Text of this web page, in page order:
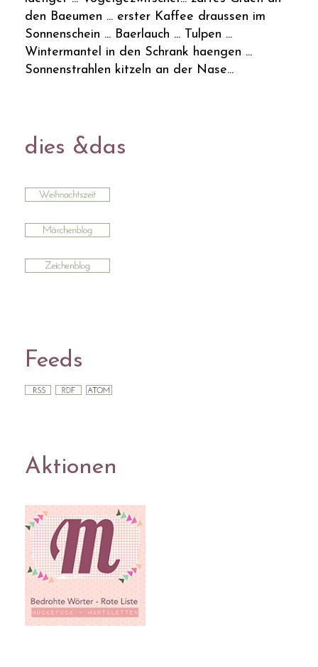
den Baeumen ... erster Kaffee draussen im
Sonnenschein ... Baerlauch ... Tulpen ...
Wintermantel in den Schrank haengen ...
Sonnenstrahlen kitzeln an der Nase...
dies &das
Feeds
Aktionen